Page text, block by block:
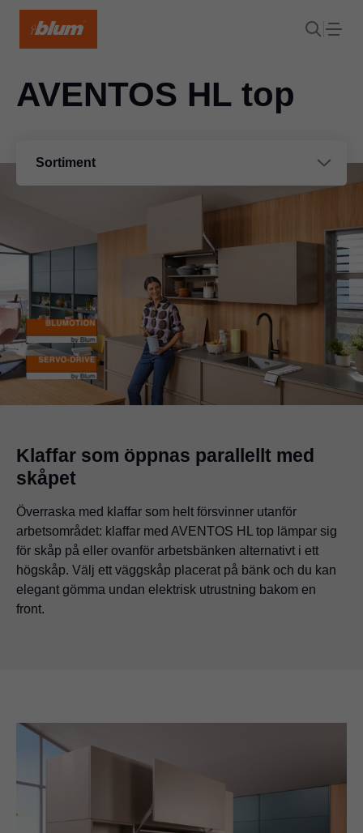
Sortiment
AVENTOS HL top
Klaffar som öppnas parallellt med
skåpet
Överraska med klaffar som helt försvinner utanför
arbetsområdet: klaffar med AVENTOS HL top lämpar sig
för skåp på eller ovanför arbetsbänken alternativt i ett
högskåp. Välj ett väggskåp placerat på bänk och du kan
elegant gömma undan elektrisk utrustning bakom en
front.